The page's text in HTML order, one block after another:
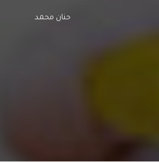
حنان محمد